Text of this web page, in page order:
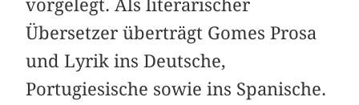
vorgelegt. Als literarischer
Übersetzer überträgt Gomes Prosa
und Lyrik ins Deutsche,
Portugiesische sowie ins Spanische.